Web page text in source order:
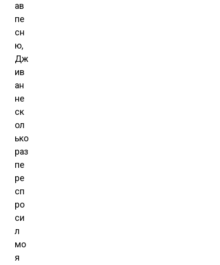
ав
пе
сн
ю,
Дж
ив
ан
не
ск
ол
ько
раз
пе
ре
сп
ро
си
л
мо
я